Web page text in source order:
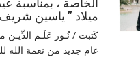
ميلاد ” ياسين
كَتبت / نُـور عَلَـم الدِّيـن
عام جديد من نعمة الله